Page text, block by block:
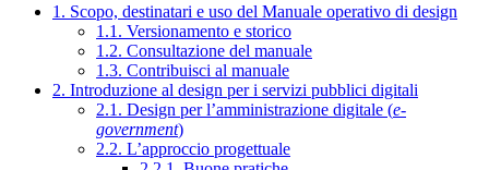
1. Scopo, destinatari e uso del Manuale operativo di design
1.1. Versionamento e storico
1.2. Consultazione del manuale
1.3. Contribuisci al manuale
2. Introduzione al design per i servizi pubblici digitali
2.1. Design per l’amministrazione digitale (e-
government)
2.2. L’approccio progettuale